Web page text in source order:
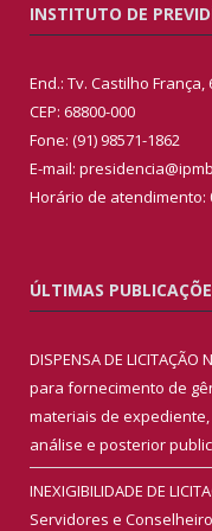
INSTITUTO DE
End.: Tv. Castilho
CEP: 68800-000
Fone: (91) 98571-1862
E-mail:
Horário de atendimento:
ÚLTIMAS
DISPENSA DE
para fornecimento de
materiais de
análise e posterior
INEXIGIBILIDADE DE
Servidores e